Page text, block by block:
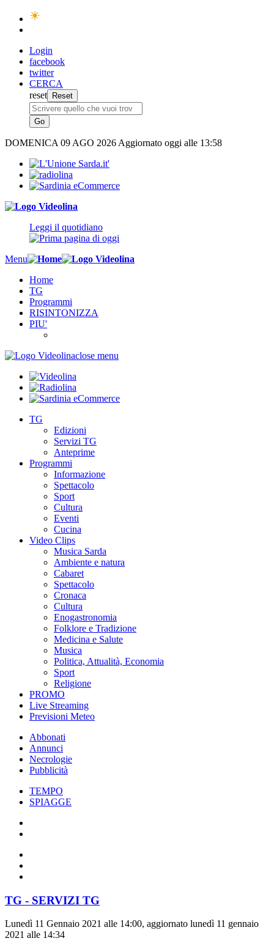
Login
facebook
twitter
CERCA
reset
DOMENICA 09 AGO 2026 Aggiornato oggi alle 13:58
Leggi il quotidiano
Menu
Home
TG
Programmi
RISINTONIZZA
PIU'
close menu
TG
Edizioni
Servizi TG
Anteprime
Programmi
Informazione
Spettacolo
Sport
Cultura
Eventi
Cucina
Video Clips
Musica Sarda
Ambiente e natura
Cabaret
Spettacolo
Cronaca
Cultura
Enogastronomia
Folklore e Tradizione
Medicina e Salute
Musica
Politica, Attualità, Economia
Sport
Religione
PROMO
Live Streaming
Previsioni Meteo
Abbonati
Annunci
Necrologie
Pubblicità
TEMPO
SPIAGGE
TG - SERVIZI TG
Lunedì 11 Gennaio 2021 alle 14:00, aggiornato lunedì 11 gennaio
2021 alle 14:34